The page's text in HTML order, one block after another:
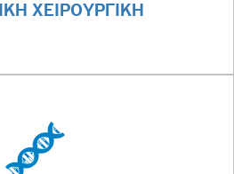
ΧΕΙΡΟΥΡΓΙΚΗ